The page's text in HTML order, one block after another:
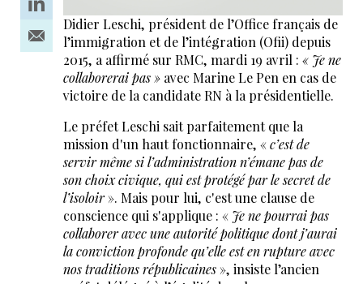
Didier Leschi, président de l’Office français de
l’immigration et de l’intégration (Ofii) depuis
2015, a affirmé sur RMC, mardi 19 avril : « Je ne
collaborerai pas »avec Marine Le Pen en cas de
victoire de la candidate RN à la présidentielle.
Le préfet Leschi sait parfaitement que la
mission d'un haut fonctionnaire, «c’est de
servir même si l’administration n’émane pas de
son choix civique, qui est protégé par le secret de
l’isoloir». Mais pour lui, c'est une clause de
conscience qui s'applique : « Je ne pourrai pas
collaborer avec une autorité politique dont j’aurai
la conviction profonde qu’elle est en rupture avec
nos traditions républicaines», insiste l’ancien